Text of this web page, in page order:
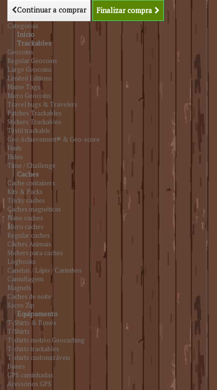
Continuar a comprar Finalizar compra
Categorias
Início
Trackables
Geocoins
Regular Geocoins
Large Geocoins
Limited Editions
Name Tags
Micro Geocoins
Travel bugs & Travelers
Patches Trackables
Stickers Trackables
Têxtil trackable
Geo Achievement® & Geo-score
Finds
Hides
Time / Challenge
Caches
Cache containers
Kits & Packs
Tricky caches
Caches magnéticas
Nano caches
Micro caches
Regular caches
Caches Animais
Stickers para caches
Logbooks
Canetas / Lápis / Carimbos
Camuflagem
Magnets
Caches de noite
Sacos Zip
Equipamento
T-Shirts & Bonés
T-Shirts
T-shirts motivo Geocaching
T-shirts trackables
T-shirts customizáveis
Bonés
GPS caminhadas
Acessórios GPS